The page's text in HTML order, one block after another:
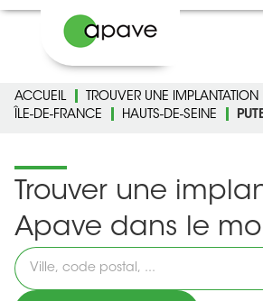
ACCUEIL TROUVER UNE IMPLANTATION
ÎLE-DE-FRANCE
HAUTS-DE-SEINE
Trouver une
Apave dans le
Veuillez
renseigner
une
adresse